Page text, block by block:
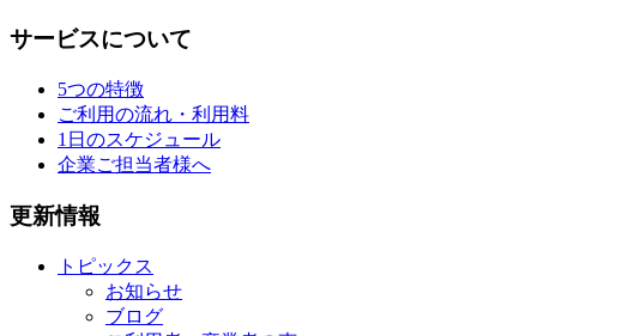
サービスについて
5つの特徴
ご利用の流れ・利用料
1日のスケジュール
企業ご担当者様へ
更新情報
トピックス
お知らせ
ブログ